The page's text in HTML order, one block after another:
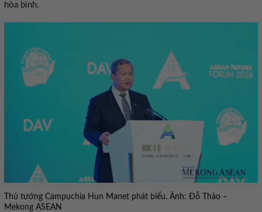
hòa bình.
Thủ tướng Campuchia Hun Manet phát biểu. Ảnh: Đỗ Thảo –
Mekong ASEAN